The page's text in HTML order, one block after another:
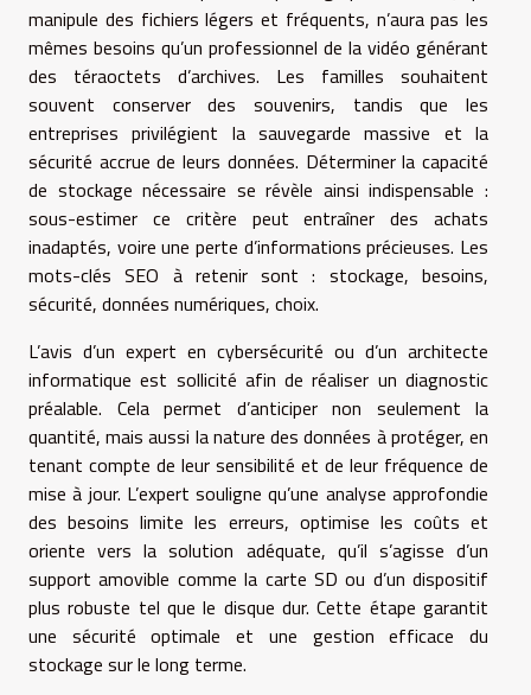
manipule des fichiers légers et fréquents, n’aura pas les
mêmes besoins qu’un professionnel de la vidéo générant
des téraoctets d’archives. Les familles souhaitent
souvent conserver des souvenirs, tandis que les
entreprises privilégient la sauvegarde massive et la
sécurité accrue de leurs données. Déterminer la capacité
de stockage nécessaire se révèle ainsi indispensable :
sous-estimer ce critère peut entraîner des achats
inadaptés, voire une perte d’informations précieuses. Les
mots-clés SEO à retenir sont : stockage, besoins,
sécurité, données numériques, choix.
L’avis d’un expert en cybersécurité ou d’un architecte
informatique est sollicité afin de réaliser un diagnostic
préalable. Cela permet d’anticiper non seulement la
quantité, mais aussi la nature des données à protéger, en
tenant compte de leur sensibilité et de leur fréquence de
mise à jour. L’expert souligne qu’une analyse approfondie
des besoins limite les erreurs, optimise les coûts et
oriente vers la solution adéquate, qu’il s’agisse d’un
support amovible comme la carte SD ou d’un dispositif
plus robuste tel que le disque dur. Cette étape garantit
une sécurité optimale et une gestion efficace du
stockage sur le long terme.